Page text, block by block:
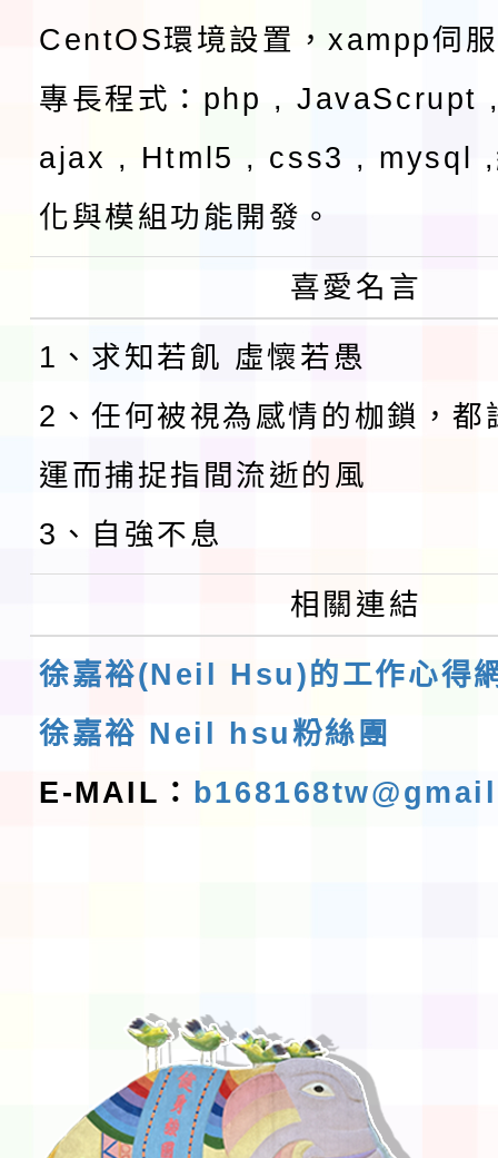
CentOS環境設置，xampp伺
專長程式：php , JavaScrupt
ajax , Html5 , css3 , mysql ,
化與模組功能開發。
喜愛名言
1、求知若飢 虛懷若愚
2、任何被視為感情的枷鎖，都
運而捕捉指間流逝的風
3、自強不息
相關連結
徐嘉裕(Neil Hsu)的工作心得
徐嘉裕 Neil hsu粉絲團
E-MAIL：